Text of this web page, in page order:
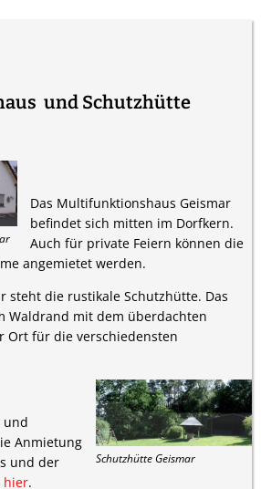
und Schutzhütte
Das Multifunktionshaus Geismar
befindet sich mitten im Dorfkern.
Auch für private Feiern können die
angemietet werden.
steht die rustikale Schutzhütte. Das
Waldrand mit dem überdachten
Ort für die verschiedensten
Schutzhütte Geismar
und
Anmietung
und der
hier.